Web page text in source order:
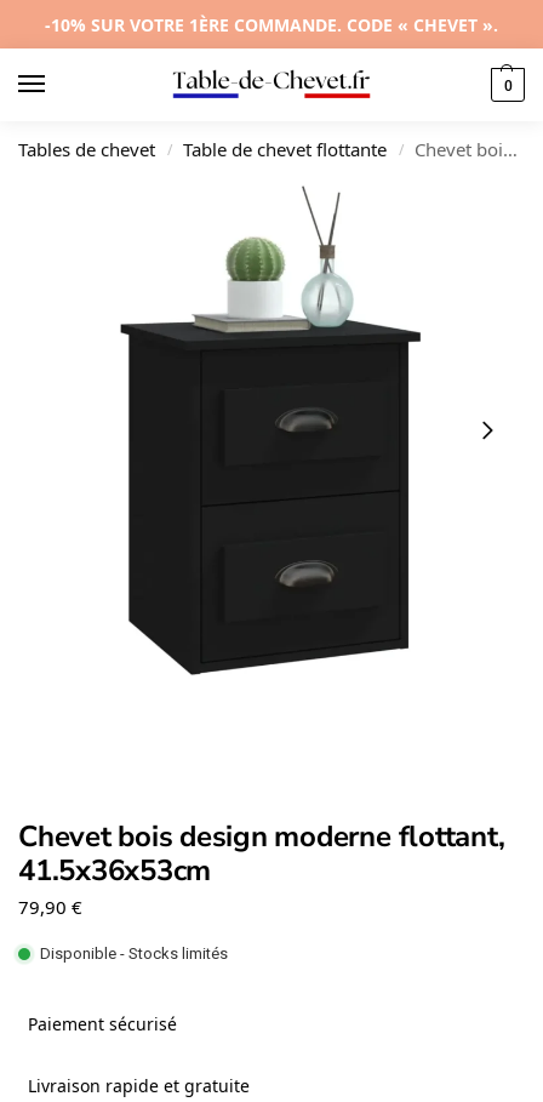
-10% SUR VOTRE 1ÈRE COMMANDE. CODE « CHEVET ».
0
Tables de chevet / Table de chevet flottante / Chevet bois design moderne flottant, 41.5x36x53cm
Chevet bois design moderne flottant,
41.5x36x53cm
79,90 €
Disponible - Stocks limités
Paiement sécurisé
Livraison rapide et gratuite